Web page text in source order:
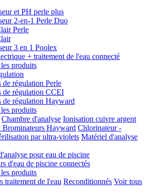
et PH perle plus
2-en-1 Perle Duo
Perle
3 en 1 Poolex
+ traitement de l'eau connecté
produits
de régulation Perle
de régulation CCEI
de régulation Hayward
produits
Chambre d'analyse Ionisation cuivre argent
Brominateurs Hayward Chlorinateur -
par ultra-violets Matériel d'analyse
pour eau de piscine
d'eau de piscine connectés
produits
traitement de l'eau Reconditionnés Voir tous